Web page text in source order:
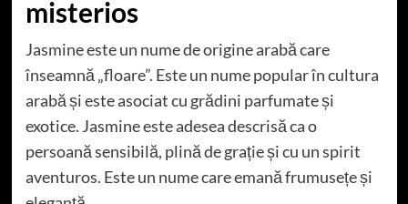
misterios
Jasmine este un nume de origine arabă care
înseamnă „floare”. Este un nume popular în cultura
arabă și este asociat cu grădini parfumate și
exotice. Jasmine este adesea descrisă ca o
persoană sensibilă, plină de grație și cu un spirit
aventuros. Este un nume care emană frumusețe și